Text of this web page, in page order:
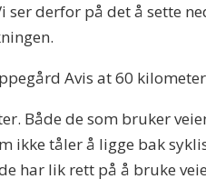
ser derfor på det å sette
Avis at 60
Både de som bruker
ikke tåler å ligge bak
har lik rett på å bruke